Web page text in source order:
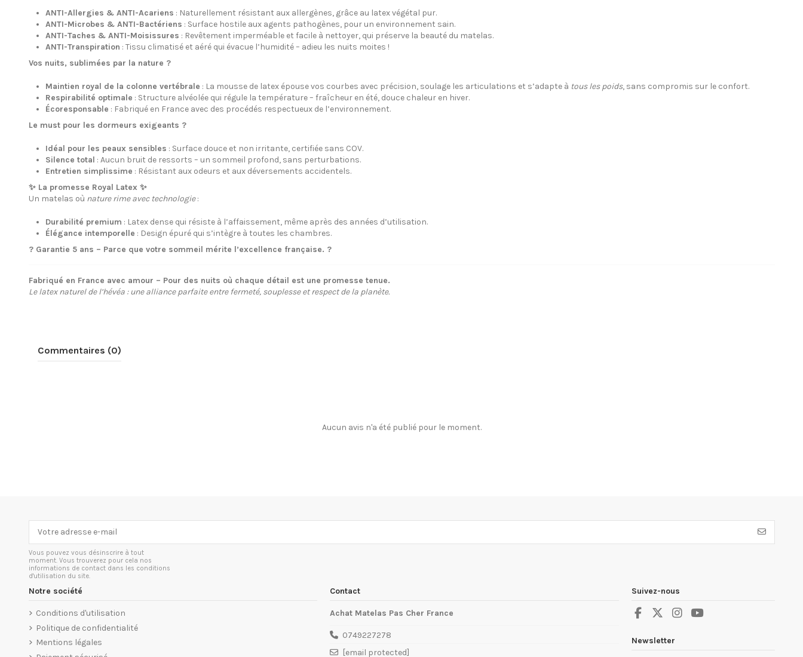
ANTI-Allergies & ANTI-Acariens : Naturellement résistant aux allergènes, grâce au latex végétal pur.
ANTI-Microbes & ANTI-Bactériens : Surface hostile aux agents pathogènes, pour un environnement sain.
ANTI-Taches & ANTI-Moisissures : Revêtement imperméable et facile à nettoyer, qui préserve la beauté du matelas.
ANTI-Transpiration : Tissu climatisé et aéré qui évacue l’humidité – adieu les nuits moites !
Vos nuits, sublimées par la nature ?
Maintien royal de la colonne vertébrale : La mousse de latex épouse vos courbes avec précision, soulage les articulations et s’adapte à tous les poids, sans compromis sur le confort.
Respirabilité optimale : Structure alvéolée qui régule la température – fraîcheur en été, douce chaleur en hiver.
Écoresponsable : Fabriqué en France avec des procédés respectueux de l’environnement.
Le must pour les dormeurs exigeants ?
Idéal pour les peaux sensibles : Surface douce et non irritante, certifiée sans COV.
Silence total : Aucun bruit de ressorts – un sommeil profond, sans perturbations.
Entretien simplissime : Résistant aux odeurs et aux déversements accidentels.
✨ La promesse Royal Latex ✨
Un matelas où nature rime avec technologie:
Durabilité premium : Latex dense qui résiste à l’affaissement, même après des années d’utilisation.
Élégance intemporelle : Design épuré qui s’intègre à toutes les chambres.
? Garantie 5 ans – Parce que votre sommeil mérite l’excellence française. ?
Fabriqué en France avec amour – Pour des nuits où chaque détail est une promesse tenue.
Le latex naturel de l’hévéa : une alliance parfaite entre fermeté, souplesse et respect de la planète.
Commentaires (0)
Aucun avis n'a été publié pour le moment.
Vous pouvez vous désinscrire à tout
moment. Vous trouverez pour cela nos
informations de contact dans les conditions
d'utilisation du site.
Notre société
Conditions d'utilisation
Politique de confidentialité
Mentions légales
Contact
Achat Matelas Pas Cher France
0749227278
[email protected]
Suivez-nous
Newsletter